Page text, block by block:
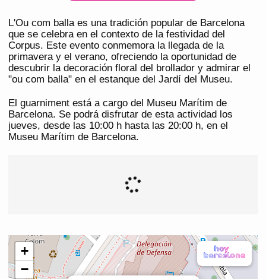
L'Ou com balla es una tradición popular de Barcelona
que se celebra en el contexto de la festividad del
Corpus. Este evento conmemora la llegada de la
primavera y el verano, ofreciendo la oportunidad de
descubrir la decoración floral del brollador y admirar el
"ou com balla" en el estanque del Jardí del Museu.
El guarniment está a cargo del Museu Marítim de
Barcelona. Se podrá disfrutar de esta actividad los
jueves, desde las 10:00 h hasta las 20:00 h, en el
Museu Marítim de Barcelona.